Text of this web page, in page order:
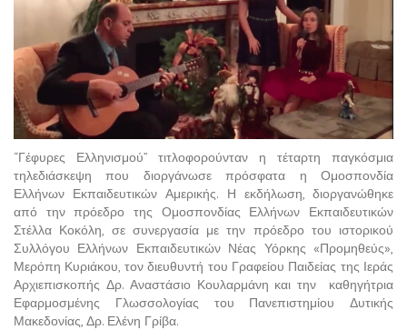
“Γέφυρες Ελληνισμού” τιτλοφορούνταν η τέταρτη παγκόσμια
τηλεδιάσκεψη που διοργάνωσε πρόσφατα η Ομοσπονδία
Ελλήνων Εκπαιδευτικών Αμερικής. Η εκδήλωση, διοργανώθηκε
από την πρόεδρο της Ομοσπονδίας Ελλήνων Εκπαιδευτικών
Στέλλα Κοκόλη, σε συνεργασία με την πρόεδρο του ιστορικού
Συλλόγου Ελλήνων Εκπαιδευτικών Νέας Υόρκης «Προμηθεύς»,
Μερόπη Κυριάκου, τον διευθυντή του Γραφείου Παιδείας της Ιεράς
Αρχιεπισκοπής Δρ. Αναστάσιο Κουλαρμάνη και την καθηγήτρια
Εφαρμοσμένης Γλωσσολογίας του Πανεπιστημίου Δυτικής
Μακεδονίας, Δρ. Ελένη Γρίβα.